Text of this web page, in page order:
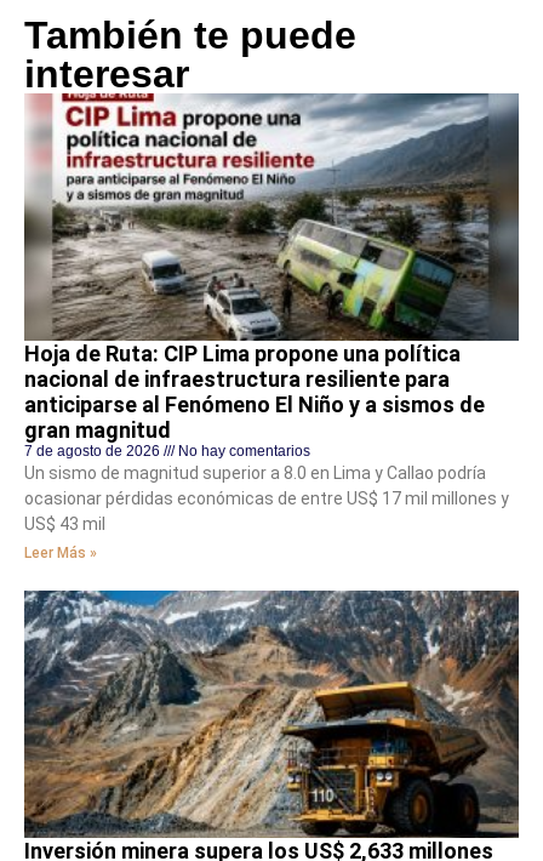
También te puede
interesar
Hoja de Ruta: CIP Lima propone una política
nacional de infraestructura resiliente para
anticiparse al Fenómeno El Niño y a sismos de
gran magnitud
7 de agosto de 2026 No hay comentarios
Un sismo de magnitud superior a 8.0 en Lima y Callao podría
ocasionar pérdidas económicas de entre US$ 17 mil millones y
US$ 43 mil
Leer Más »
Inversión minera supera los US$ 2,633 millones